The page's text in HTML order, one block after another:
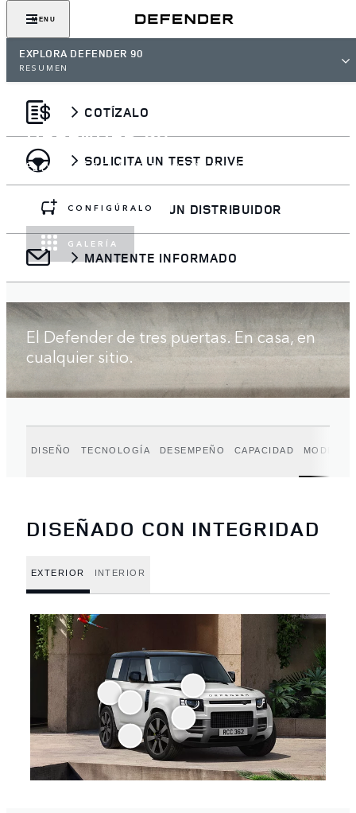
MENU
EXPLORA DEFENDER 90
RESUMEN
DEFENDER 90
EL DEFENDER EN SU ESTADO MÁS PURO
CONFIGÚRALO
GALERÍA
COTÍZALO
SOLICITA UN TEST DRIVE
ENCUENTRA UN DISTRIBUIDOR
MANTENTE INFORMADO
El Defender de tres puertas. En casa, en
cualquier sitio.
DISEÑO TECNOLOGÍA DESEMPEÑO CAPACIDAD MODELOS
DISEÑADO CON INTEGRIDAD
EXTERIOR INTERIOR